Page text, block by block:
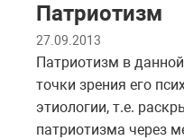
Патриотизм
27.09.2013
Патриотизм в
точки зрения его
этиологии, т.е.
патриотизма через